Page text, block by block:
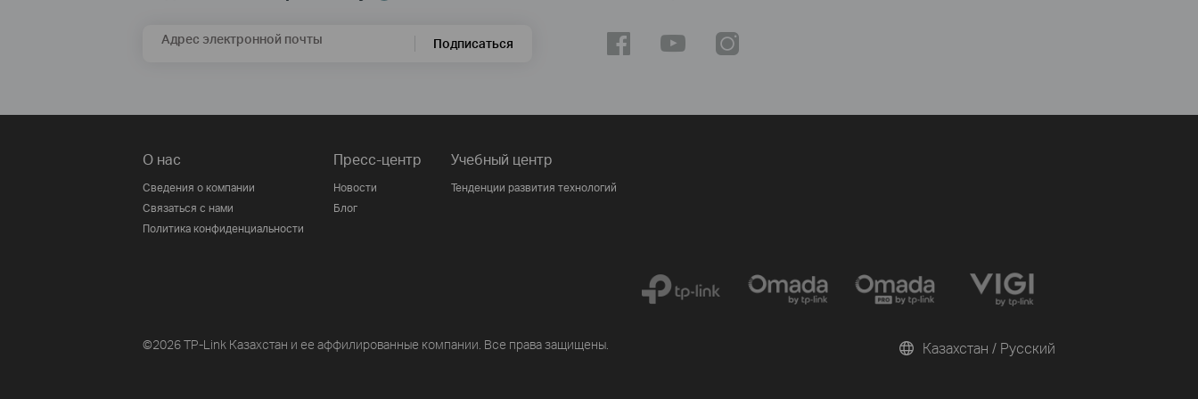
Адрес электронной почты Подписаться
О нас
Сведения о компании
Связаться с нами
Политика конфиденциальности
Пресс-центр
Новости
Блог
Учебный центр
Тенденции развития технологий
©2026 TP-Link Казахстан и ее аффилированные компании. Все права защищены. Казахстан / Русский